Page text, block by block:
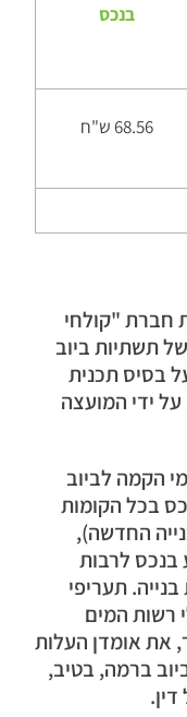
בנכס
68.56 ש"ח
חברת "קולחי
תשתיות ביוב
בסיס תכנית
ידי המועצה
הקמה לביוב
בכל הקומות
החדשה),
לרבות
תעריפי
רשות המים
את אומדן העלות
ברמה, בטיב,